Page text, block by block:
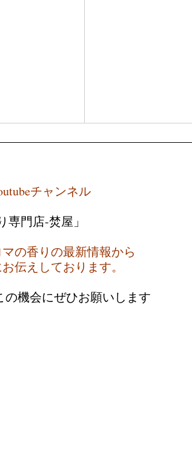
チャンネル
専門店-焚屋」
の香りの最新情報から
伝えしております。
機会にぜひお願いします